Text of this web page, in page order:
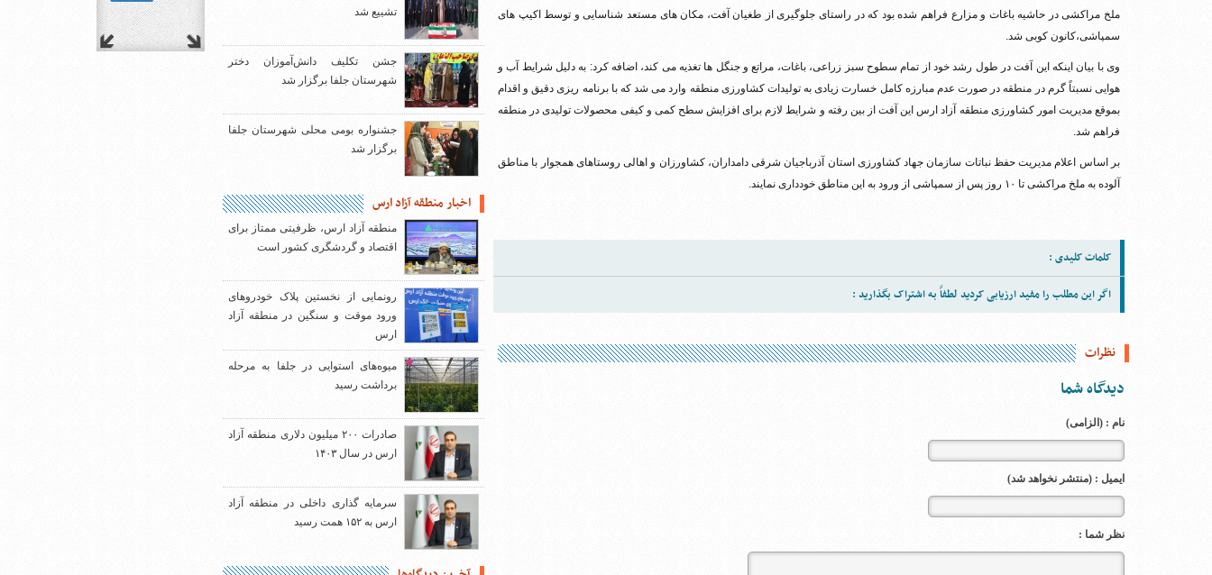
ملخ مراکشی در حاشیه باغات و مزارع فراهم شده بود که در راستای جلوگیری از طغیان آفت، مکان های مستعد شناسایی و توسط اکیپ های
سمپاشی،کانون کوبی شد.
وی با بیان اینکه این آفت در طول رشد خود از تمام سطوح سبز زراعی، باغات، مراتع و جنگل ها تغذیه می کند، اضافه کرد: به دلیل شرایط آب و
هوایی نسبتاً گرم در منطقه در صورت عدم مبارزه کامل خسارت زیادی به تولیدات کشاورزی منطقه وارد می شد که با برنامه ریزی دقیق و اقدام
بموقع مدیریت امور کشاورزی منطقه آزاد ارس این آفت از بین رفته و شرایط لازم برای افزایش سطح کمی و کیفی محصولات تولیدی در منطقه
فراهم شد.
بر اساس اعلام مدیریت حفظ نباتات سازمان جهاد کشاورزی استان آذرباجیان شرقی دامداران، کشاورزان و اهالی روستاهای همجوار با مناطق
آلوده به ملخ مراکشی تا ۱۰ روز پس از سمپاشی از ورود به این مناطق خودداری نمایند.
کلمات کلیدی :
اگر این مطلب را مفید ارزیابی کردید لطفاً به اشتراک بگذارید :
نظرات
دیدگاه شما
نام : (الزامی)
ایمیل : (منتشر نخواهد شد)
نظر شما :
تشییع شد
جشن تکلیف دانش‌آموزان دختر
شهرستان جلفا برگزار شد
جشنواره بومی محلی شهرستان جلفا
برگزار شد
اخبار منطقه آزاد ارس
منطقه آزاد ارس، ظرفیتی ممتاز برای
اقتصاد و گردشگری کشور است
رونمایی از نخستین پلاک خودروهای
ورود موقت و سنگین در منطقه آزاد
ارس
میوه‌های استوایی در جلفا به مرحله
برداشت رسید
صادرات ۲۰۰ میلیون دلاری منطقه آزاد
ارس در سال ۱۴۰۳
سرمایه گذاری داخلی در منطقه آزاد
ارس به ۱۵۲ همت رسید